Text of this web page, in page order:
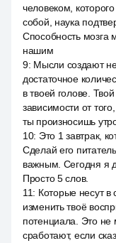
человеком,
собой, наука
Способность мозга
нашим
9: Мысли создают
достаточное
в твоей голове.
зависимости от
ты произносишь
10: Это 1 завтрак,
Сделай его
важным. Сегодня я
Просто 5 слов.
11: Которые несут в
изменить твоё
потенциала. Это не
сработают, если